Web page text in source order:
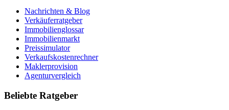
Nachrichten & Blog
Verkäuferratgeber
Immobilienglossar
Immobilienmarkt
Preissimulator
Verkaufskostenrechner
Maklerprovision
Agenturvergleich
Beliebte Ratgeber